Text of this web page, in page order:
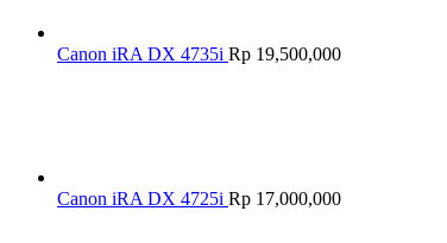
Canon iRA DX 4735i Rp 19,500,000
Canon iRA DX 4725i Rp 17,000,000